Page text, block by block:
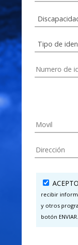
ACEPTO
recibir
y otros
botón